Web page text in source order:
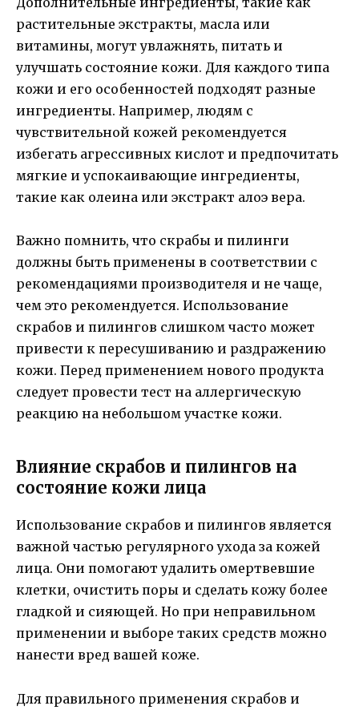
растительные экстракты, масла или
витамины, могут увлажнять, питать и
улучшать состояние кожи. Для каждого типа
кожи и его особенностей подходят разные
ингредиенты. Например, людям с
чувствительной кожей рекомендуется
избегать агрессивных кислот и предпочитать
мягкие и успокаивающие ингредиенты,
такие как олеина или экстракт алоэ вера.
Важно помнить, что скрабы и пилинги
должны быть применены в соответствии с
рекомендациями производителя и не чаще,
чем это рекомендуется. Использование
скрабов и пилингов слишком часто может
привести к пересушиванию и раздражению
кожи. Перед применением нового продукта
следует провести тест на аллергическую
реакцию на небольшом участке кожи.
Влияние скрабов и пилингов на
состояние кожи лица
Использование скрабов и пилингов является
важной частью регулярного ухода за кожей
лица. Они помогают удалить омертвевшие
клетки, очистить поры и сделать кожу более
гладкой и сияющей. Но при неправильном
применении и выборе таких средств можно
нанести вред вашей коже.
Для правильного применения скрабов и